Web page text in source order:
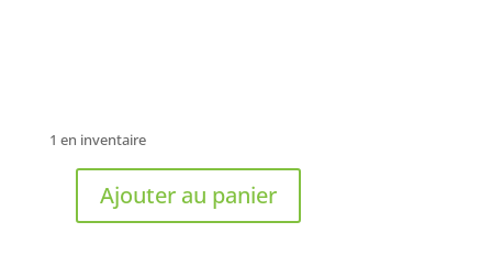
1 en inventaire
quantitéAjouter au panier